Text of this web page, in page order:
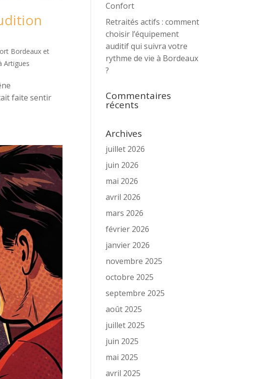
Bordeaux et
Artigues
faite sentir
Confort
Retraités actifs : comment
choisir l’équipement
auditif qui suivra votre
rythme de vie à Bordeaux
?
Commentaires
récents
Archives
juillet 2026
juin 2026
mai 2026
avril 2026
mars 2026
février 2026
janvier 2026
novembre 2025
octobre 2025
septembre 2025
août 2025
juillet 2025
juin 2025
mai 2025
avril 2025